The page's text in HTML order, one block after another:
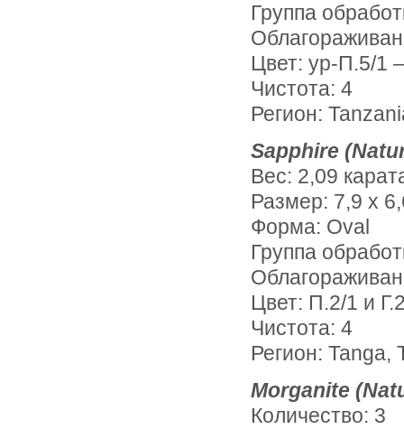
Группа
Цвет: ур-П.5/1
Чистота: 4
Регион:
Sapphire
Вес: 2,09
Размер: 7,9 х
Форма: Oval
Группа
Цвет: П.2/1 и
Чистота: 4
Регион: Tanga,
Morganite
Количество: 3